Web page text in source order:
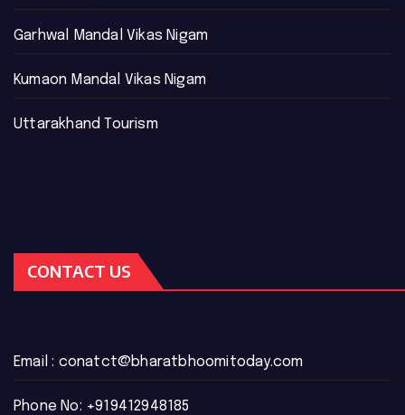
Garhwal Mandal Vikas Nigam
Kumaon Mandal Vikas Nigam
Uttarakhand Tourism
CONTACT US
Email : conatct@bharatbhoomitoday.com
Phone No: +919412948185